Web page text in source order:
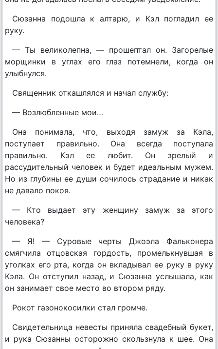
Сюзанна подошла к алтарю, и Кэл погладил ее
руку.
— Ты великолепна, — прошептал он. Загорелые
морщинки в углах его глаз потемнели, когда он
улыбнулся.
Священник откашлялся и начал службу:
— Возлюбленные мои…
Она понимала, что, выходя замуж за Кэла,
поступает правильно. Она всегда поступала
правильно. Кэл ее любит. Он зрелый и
рассудительный человек и будет идеальным мужем.
Но из глубины ее души сочилось страдание и никак
не давало покоя.
— Кто выдает эту женщину замуж за этого
человека?
— Я! — Суровые черты Джоэла Фальконера
смягчила отцовская гордость, промелькнувшая в
уголках его рта, когда он вкладывал ее руку в руку
Кэла. Он отступил назад, и Сюзанна услышала, как
он занимает свое место во втором ряду.
Рокот газонокосилки стал громче.
Свидетельница невесты приняла свадебный букет,
и рука Сюзанны осторожно скользнула к шее. Она